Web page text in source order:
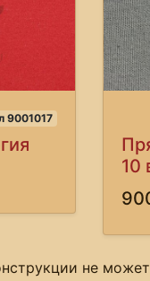
9001017
10
не